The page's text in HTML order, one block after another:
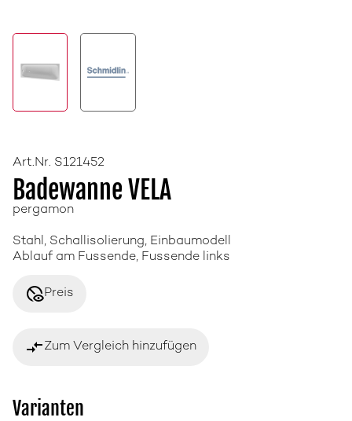
Art.Nr. S121452
Badewanne VELA
pergamon
Stahl, Schallisolierung, Einbaumodell
Ablauf am Fussende, Fussende links
disabled_visiblePreis
compare_arrowsZum Vergleich hinzufügen
Varianten